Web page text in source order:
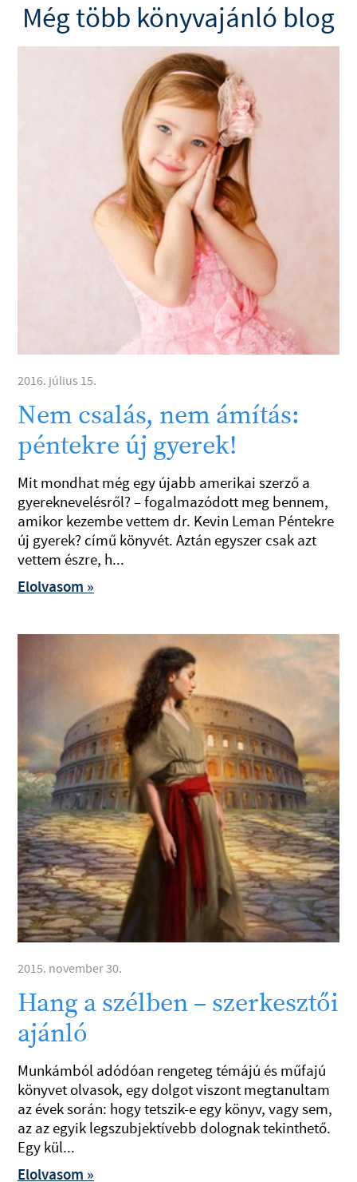
Még több könyvajánló blog
2016. július 15.
Nem csalás, nem ámítás:
péntekre új gyerek!
Mit mondhat még egy újabb amerikai szerző a
gyereknevelésről? – fogalmazódott meg bennem,
amikor kezembe vettem dr. Kevin Leman Péntekre
új gyerek? című könyvét. Aztán egyszer csak azt
vettem észre, h...
Elolvasom »
2015. november 30.
Hang a szélben – szerkesztői
ajánló
Munkámból adódóan rengeteg témájú és műfajú
könyvet olvasok, egy dolgot viszont megtanultam
az évek során: hogy tetszik-e egy könyv, vagy sem,
az az egyik legszubjektívebb dolognak tekinthető.
Egy kül...
Elolvasom »